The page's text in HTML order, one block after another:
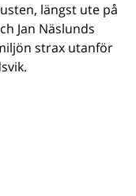
längst ute på
Jan Näslunds
strax utanför